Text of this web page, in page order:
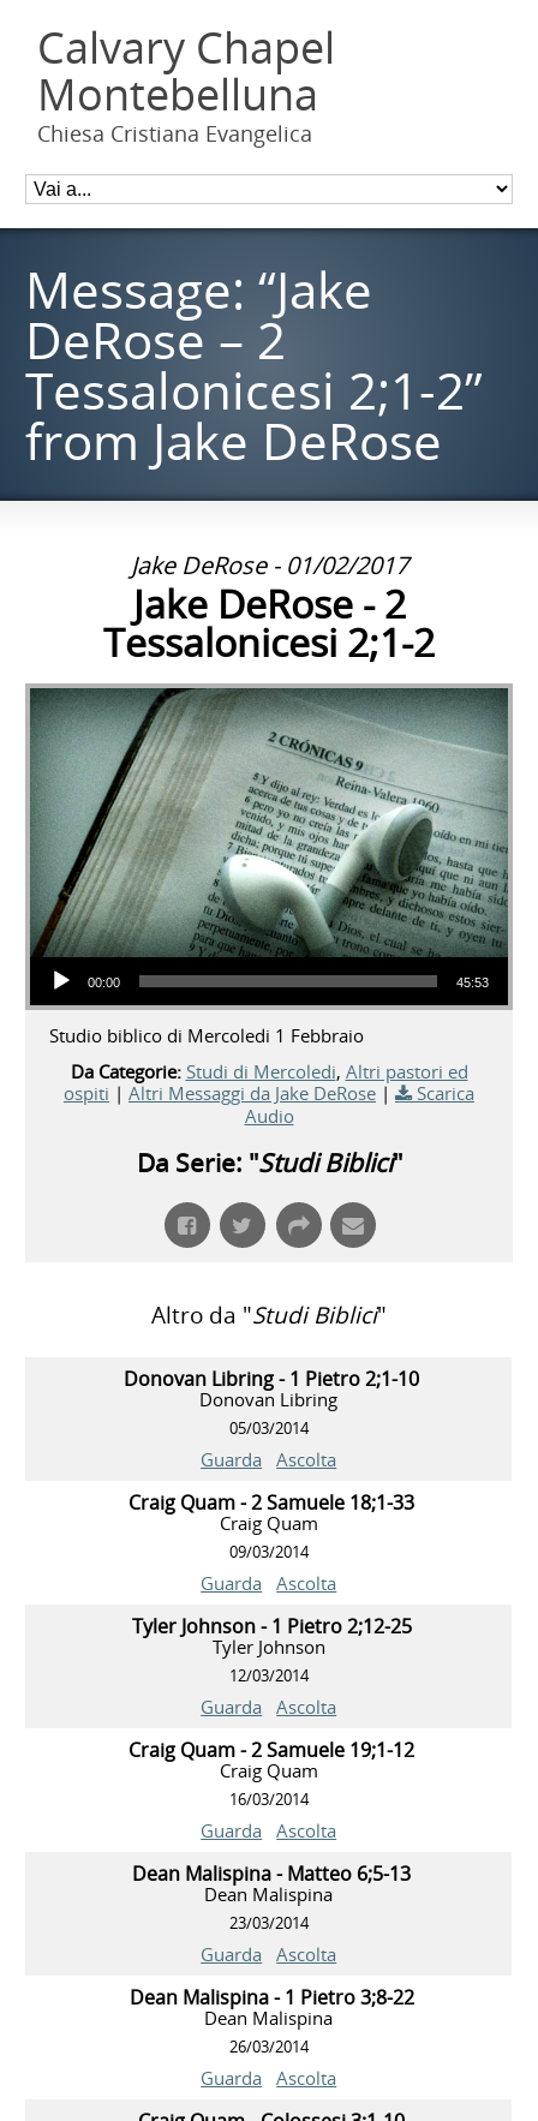
Calvary Chapel
Montebelluna
Chiesa Cristiana Evangelica
Message: “Jake
DeRose – 2
Tessalonicesi 2;1-2”
from Jake DeRose
Jake DeRose - 01/02/2017
Jake DeRose - 2
Tessalonicesi 2;1-2
Audio Player
00:00 45:53
Studio biblico di Mercoledi 1 Febbraio
Da Categorie: Studi di Mercoledi, Altri pastori ed
ospiti | Altri Messaggi da Jake DeRose |
Scarica
Audio
Da Serie: "Studi Biblici"
Altro da "Studi Biblici"
Donovan Libring - 1 Pietro 2;1-10
Donovan Libring
05/03/2014
Guarda Ascolta
Craig Quam - 2 Samuele 18;1-33
Craig Quam
09/03/2014
Guarda Ascolta
Tyler Johnson - 1 Pietro 2;12-25
Tyler Johnson
12/03/2014
Guarda Ascolta
Craig Quam - 2 Samuele 19;1-12
Craig Quam
16/03/2014
Guarda Ascolta
Dean Malispina - Matteo 6;5-13
Dean Malispina
23/03/2014
Guarda Ascolta
Dean Malispina - 1 Pietro 3;8-22
Dean Malispina
26/03/2014
Guarda Ascolta